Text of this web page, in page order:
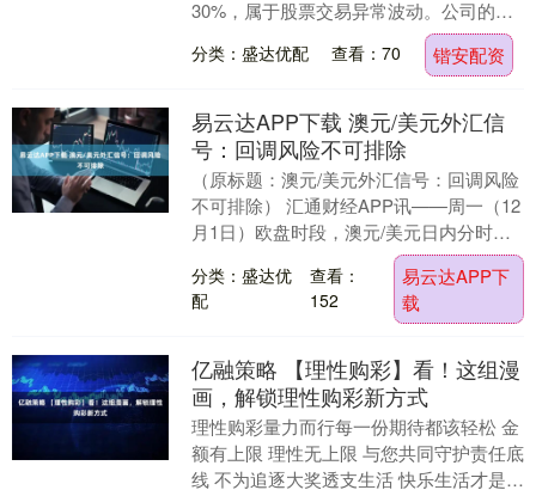
30%，属于股票交易异常波动。公司的光
通信业务受多重因素的影响，未来发展具
有很大的不确....
分类：盛达优配 查看：70 锴安配资
易云达APP下载 澳元/美元外汇信
号：回调风险不可排除
（原标题：澳元/美元外汇信号：回调风险
不可排除） 汇通财经APP讯——周一（12
月1日）欧盘时段，澳元/美元日内分时图
显示其在0.6543-0.6556区间震荡....
分类：盛达优
配
查看：
152
易云达APP下
载
亿融策略 【理性购彩】看！这组漫
画，解锁理性购彩新方式
理性购彩量力而行每一份期待都该轻松 金
额有上限 理性无上限 与您共同守护责任底
线 不为追逐大奖透支生活 快乐生活才是真